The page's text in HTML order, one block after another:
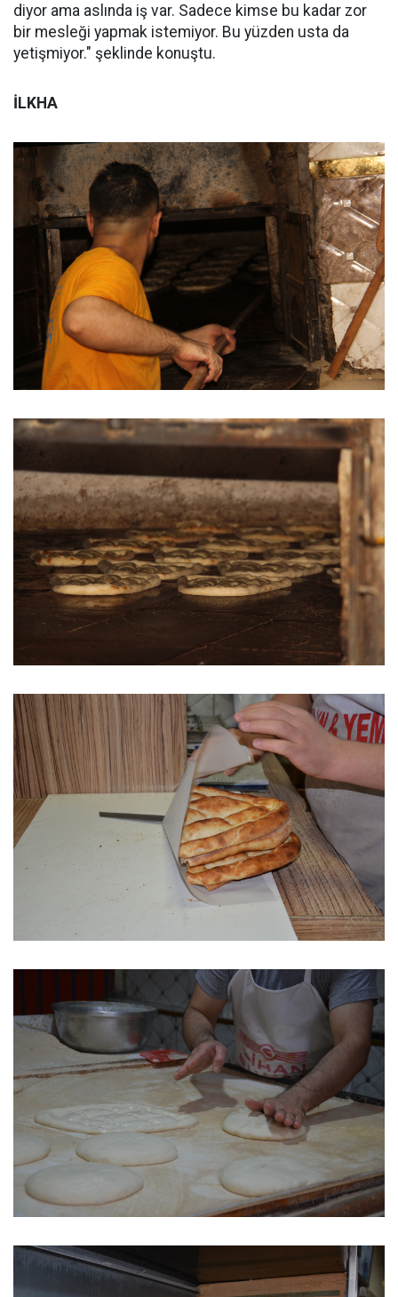
diyor ama aslında iş var. Sadece kimse bu kadar zor
bir mesleği yapmak istemiyor. Bu yüzden usta da
yetişmiyor." şeklinde konuştu.
İLKHA